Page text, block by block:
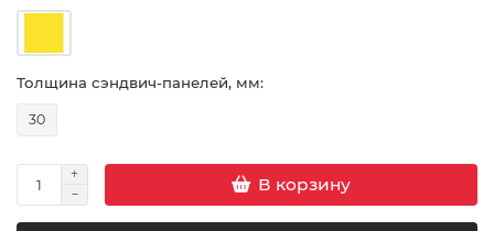
Толщина сэндвич-панелей, мм:
30
В корзину